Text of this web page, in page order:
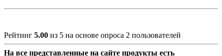
Рейтинг 5.00 из 5 на основе опроса 2 пользователей
На все представленные на сайте продукты есть